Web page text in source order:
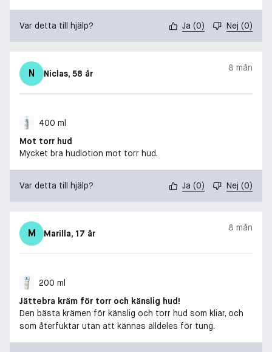
Var detta till hjälp? Ja (0) Nej (0)
N Niclas, 58 år
8 mån
400 ml
Mot torr hud
Mycket bra hudlotion mot torr hud.
Var detta till hjälp? Ja (0) Nej (0)
M Marilla, 17 år
8 mån
200 ml
Jättebra kräm för torr och känslig hud!
Den bästa krämen för känslig och torr hud som kliar, och
som återfuktar utan att kännas alldeles för tung.